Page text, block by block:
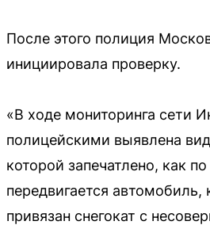
После этого полиция
инициировала проверку.
«В ходе мониторинга сети
полицейскими выявлена
которой запечатлено, как
передвигается автомобиль,
привязан снегокат с